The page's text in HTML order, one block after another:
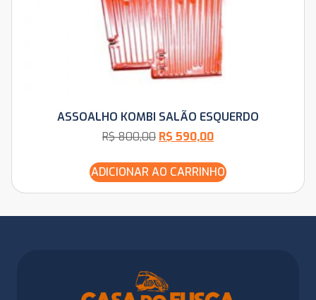
ASSOALHO KOMBI SALÃO ESQUERDO
R$800,00 R$ 590,00
ADICIONAR AO CARRINHO